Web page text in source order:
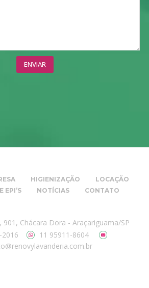
HIGIENIZAÇÃO
LOCAÇÃO
EPI’S
NOTÍCIAS CONTATO
901, Chácara Dora - Araçariguama/SP
2016
11 95911-8604